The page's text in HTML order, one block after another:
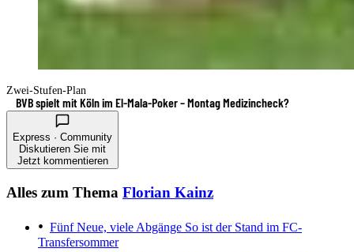
Zwei-Stufen-Plan
BVB spielt mit Köln im El-Mala-Poker – Montag Medizincheck?
Express · Community
Diskutieren Sie mit
Jetzt kommentieren
Alles zum Thema Florian Kainz
Fünf Neue, viele Abgänge So ist der Stand im FC-
Transfersommer